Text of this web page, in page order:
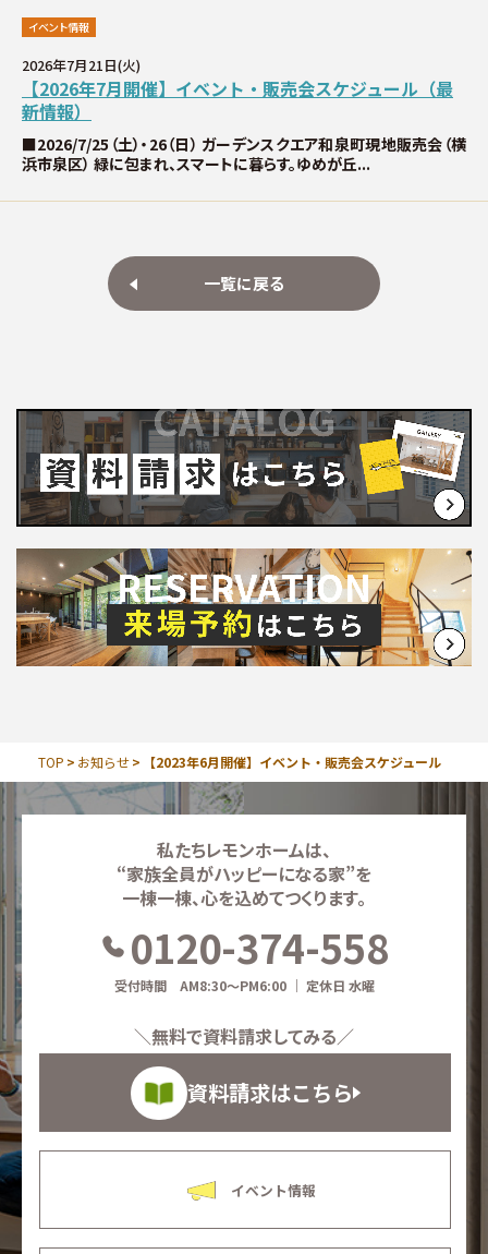
イベント情報
2026年7月21日(火)
【2026年7月開催】イベント・販売会スケジュール（最
新情報）
■2026/7/25（土）・26（日） ガーデンスクエア和泉町現地販売会（横
浜市泉区） 緑に包まれ、スマートに暮らす。ゆめが丘...
一覧に戻る
TOP お知らせ 【2023年6月開催】イベント・販売会スケジュール
私たちレモンホームは、
“家族全員がハッピーになる家”を
一棟一棟、心を込めてつくります。
0120-374-558
受付時間 AM8:30～PM6:00 ｜ 定休日 水曜
＼無料で資料請求してみる／
資料請求はこちら
イベント情報